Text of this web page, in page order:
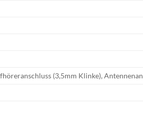
(3,5mm Klinke),